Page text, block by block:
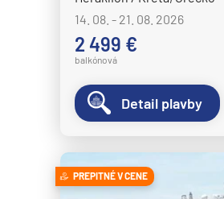
14. 08. - 21. 08. 2026
2 499 €
balkónová
Detail plavby
PREPITNÉ V CENE